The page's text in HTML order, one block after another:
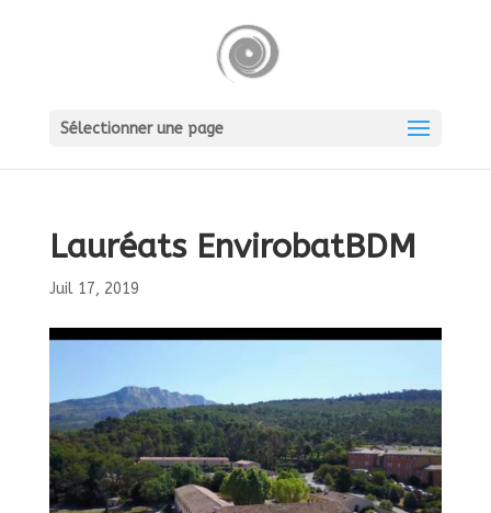
Sélectionner une page
Lauréats EnvirobatBDM
Juil 17, 2019